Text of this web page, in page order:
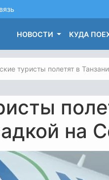
НОВОСТИ КУДА
туристы полетят в
на